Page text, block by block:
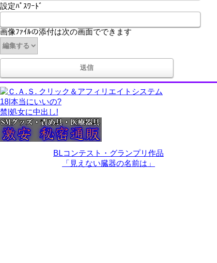
設定ﾊﾟｽﾜｰﾄﾞ
画像ﾌｧｲﾙの添付は次の画面でできます
18|本当にいいの?
禁|処女に中出し!
BLコンテスト・グランプリ作品
「見えない臓器の名前は」